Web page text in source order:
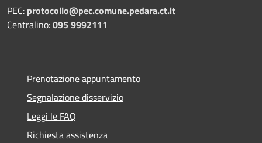
PEC: protocollo@pec.comune.pedara.ct.it
Centralino:095 9992111
Prenotazione appuntamento
Segnalazione disservizio
Leggi le FAQ
Richiesta assistenza